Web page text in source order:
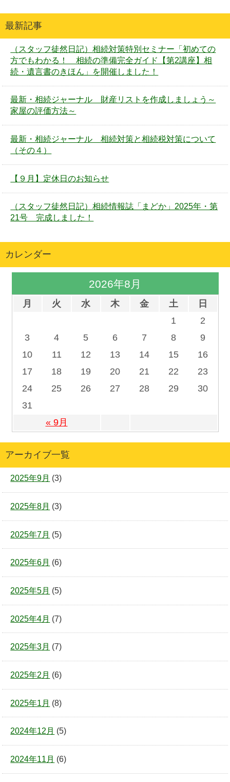
最新記事
（スタッフ徒然日記）相続対策特別セミナー「初めての
方でもわかる！ 相続の準備完全ガイド【第2講座】相
続・遺言書のきほん」を開催しました！
最新・相続ジャーナル 財産リストを作成しましょう～
家屋の評価方法～
最新・相続ジャーナル 相続対策と相続税対策について
（その４）
【９月】定休日のお知らせ
（スタッフ徒然日記）相続情報誌「まどか」2025年・第
21号 完成しました！
カレンダー
2026年8月
月 火 水 木 金 土 日
« 9月
1
2
3
4 5 6 7 8
9
10
11 12 13 14 15
16
17
18 19 20 21 22
23
24
25 26 27 28 29
30
31
アーカイブ一覧
2025年9月 (3)
2025年8月 (3)
2025年7月 (5)
2025年6月 (6)
2025年5月 (5)
2025年4月 (7)
2025年3月 (7)
2025年2月 (6)
2025年1月 (8)
2024年12月 (5)
2024年11月 (6)